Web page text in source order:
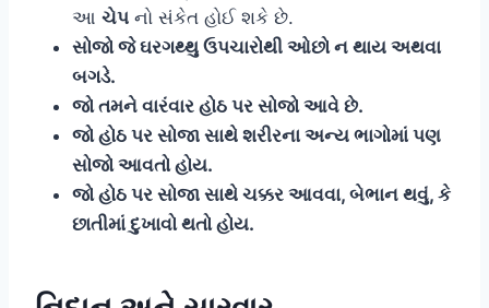
આ ચેપ નો સંકેત હોઈ શકે છે.
સોજો જે ઘરગથ્થુ ઉપચારોથી ઓછો ન થાય અથવા
બગડે.
જો તમને વારંવાર હોઠ પર સોજો આવે છે.
જો હોઠ પર સોજા સાથે શરીરના અન્ય ભાગોમાં પણ
સોજો આવતો હોય.
જો હોઠ પર સોજા સાથે ચક્કર આવવા, બેભાન થવું, કે
છાતીમાં દુખાવો થતો હોય.